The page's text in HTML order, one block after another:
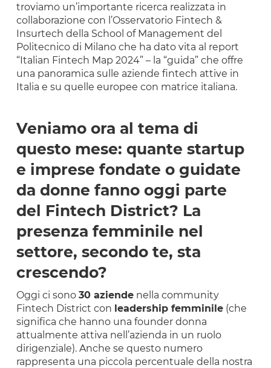
troviamo un’importante ricerca realizzata in
collaborazione con l’Osservatorio Fintech &
Insurtech della School of Management del
Politecnico di Milano che ha dato vita al report
“Italian Fintech Map 2024” – la “guida” che offre
una panoramica sulle aziende fintech attive in
Italia e su quelle europee con matrice italiana.
Veniamo ora al tema di
questo mese: quante startup
e imprese fondate o guidate
da donne fanno oggi parte
del Fintech District? La
presenza femminile nel
settore, secondo te, sta
crescendo?
Oggi ci sono 30 aziende nella community
Fintech District con leadership femminile (che
significa che hanno una founder donna
attualmente attiva nell’azienda in un ruolo
dirigenziale). Anche se questo numero
rappresenta una piccola percentuale della nostra